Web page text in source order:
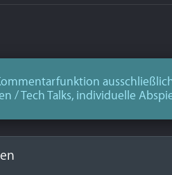
/ Tech Talks, individuelle